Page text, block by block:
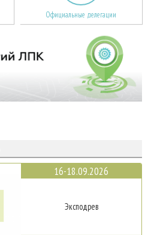
Официальные делегации
16-18.09.2026
Эксподрев